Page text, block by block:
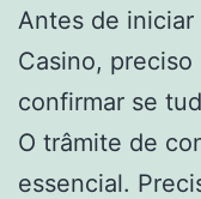
Antes de
Casino,
confirmar se
O trâmite de
essencial.